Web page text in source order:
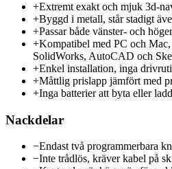
+Extremt exakt och mjuk 3d-
+Byggd i metall, står stadigt
+Passar både vänster- och
+Kompatibel med PC och
SolidWorks, AutoCAD och
+Enkel installation, inga
+Måttlig prislapp jämfört med
+Inga batterier att byta eller
Nackdelar
−Endast två programmerbara
−Inte trådlös, kräver kabel på